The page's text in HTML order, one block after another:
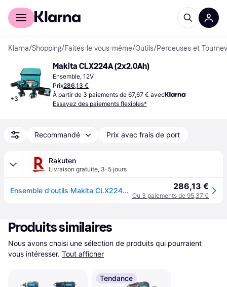
Acheter avec Klarna
Klarna/Shopping/Faites-le vous-même/Outils/Perceuses et
+3
Makita CLX224A (2x2.0Ah)
Ensemble, 12V
Prix286,13 €
À partir de 3 paiements de 67,67 € avec
Essayez des paiements flexibles*
Recommandé Prix avec frais de port
Rakuten
Livraison gratuite, 3-5 jours
Ensemble d'outils Makita CLX224A (DF333D + TD110D); 12 V; 2x2 0 Ah accu. 286,13 €
Ou 3 paiements de 95,37 €
Produits similaires
Nous avons choisi une sélection de produits qui pourraient
vous intéresser. Tout afficher
Tendance